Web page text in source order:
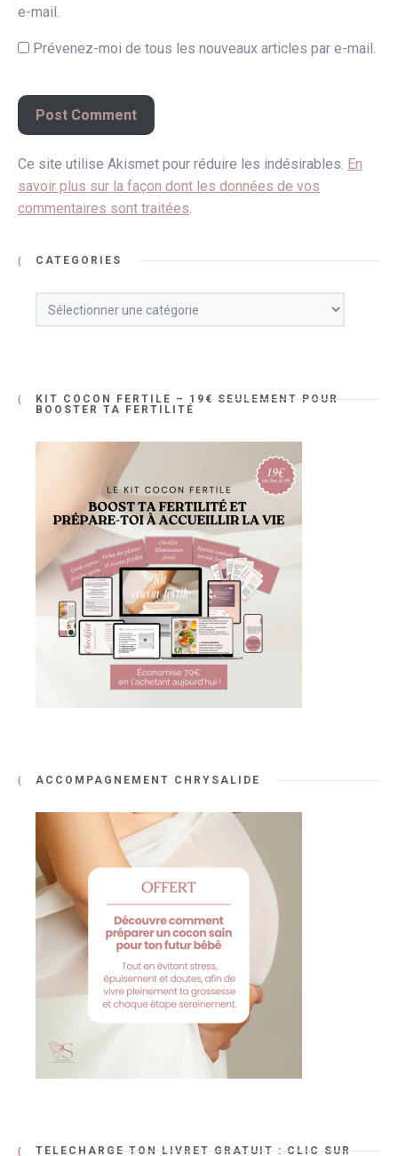
e-mail.
Prévenez-moi de tous les nouveaux articles par e-mail.
Ce site utilise Akismet pour réduire les indésirables. En
savoir plus sur la façon dont les données de vos
commentaires sont traitées.
CATÉGORIES
KIT COCON FERTILE – 19€ SEULEMENT POUR
BOOSTER TA FERTILITÉ
ACCOMPAGNEMENT CHRYSALIDE
TÉLÉCHARGE TON LIVRET GRATUIT : CLIC SUR